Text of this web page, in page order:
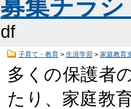
募集チラ
df
子育て・教育> 生涯学習 > 家庭教育
多くの保護者
たり、家庭教